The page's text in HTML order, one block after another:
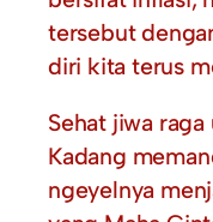
tersebut
diri kita terus
Sehat jiwa
Kadang
ngeyelnya